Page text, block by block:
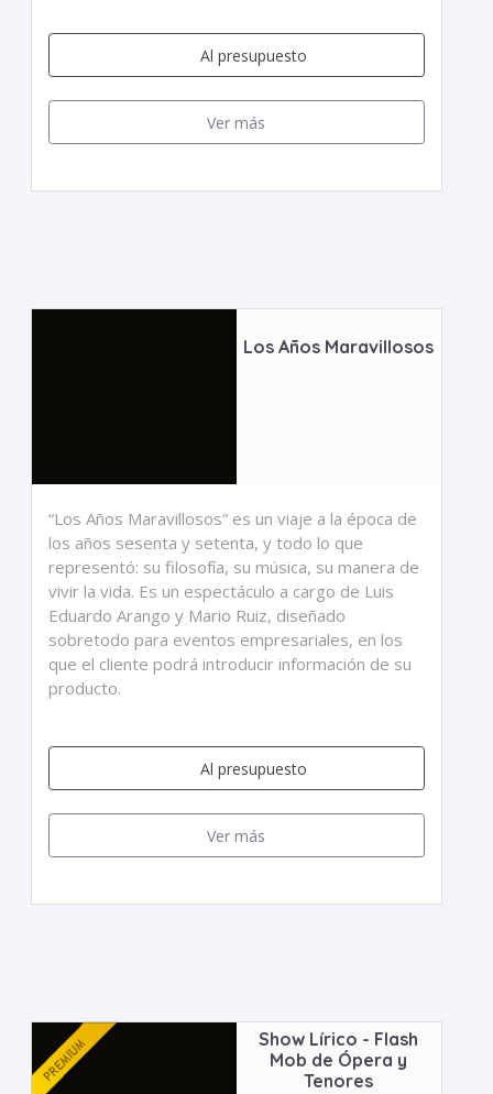
Al presupuesto
Ver más
Los Años Maravillosos
“Los Años Maravillosos” es un viaje a la época de
los años sesenta y setenta, y todo lo que
representó: su filosofía, su música, su manera de
vivir la vida. Es un espectáculo a cargo de Luis
Eduardo Arango y Mario Ruiz, diseñado
sobretodo para eventos empresariales, en los
que el cliente podrá introducir información de su
producto.
Al presupuesto
Ver más
Show Lírico - Flash
Mob de Ópera y
Tenores